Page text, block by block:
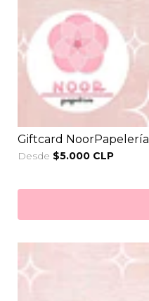
Giftcard NoorPapelería
Desde $5.000 CLP